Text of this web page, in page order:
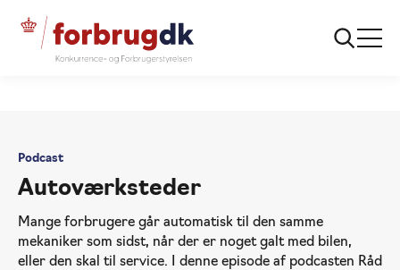
... Råd til forbrug
Podcast
Autoværksteder
Mange forbrugere går automatisk til den samme
mekaniker som sidst, når der er noget galt med bilen,
eller den skal til service. I denne episode af podcasten Råd